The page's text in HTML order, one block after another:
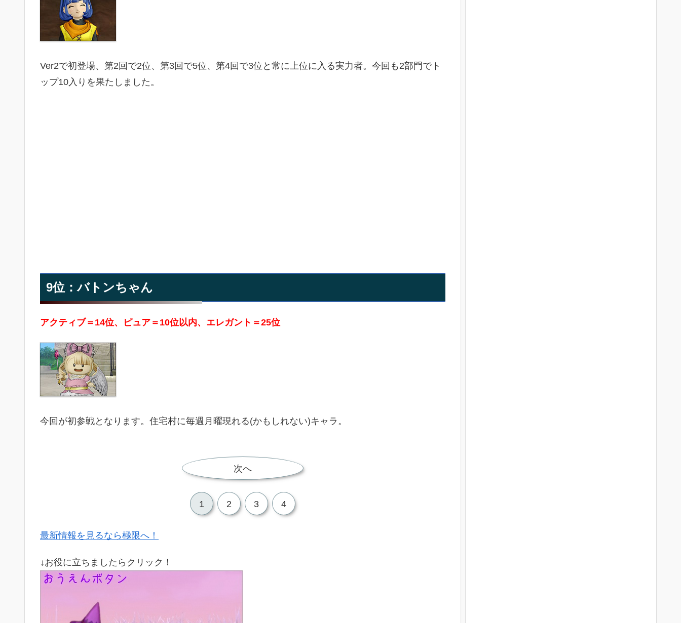
Ver2で初登場、第2回で2位、第3回で5位、第4回で3位と常に上位に入る実力者。今回も2部門でト
ップ10入りを果たしました。
9位：バトンちゃん
アクティブ＝14位、ピュア＝10位以内、エレガント＝25位
今回が初参戦となります。住宅村に毎週月曜現れる(かもしれない)キャラ。
次へ
1 2 3 4
最新情報を見るなら極限へ！
↓お役に立ちましたらクリック！